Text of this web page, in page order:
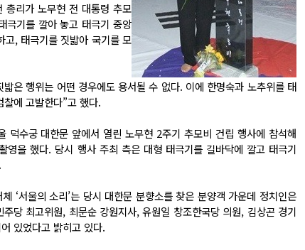
리가 노무현 전 대통령 추모
극기를 깔아 놓고 태극기 중앙
고, 태극기를 짓밟아 국기를 모
은 행위는 어떤 경우에도 용서될 수 없다. 이에 한명숙과 노추위를 태
에 고발한다”고 했다.
수궁 대한문 앞에서 열린 노무현 2주기 추모비 건립 행사에 참석해
영을 했다. 당시 행사 주최 측은 대형 태극기를 길바닥에 깔고 태극기
‘서울의 소리’는 당시 대한문 분향소를 찾은 분양객 가운데 정치인은
당 최고위원, 최문순 강원지사, 유원일 창조한국당 의원, 김상곤 경기
있었다고 밝히고 있다.